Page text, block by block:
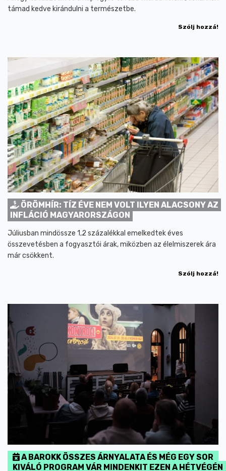
támad kedve kirándulni a természetbe.
Szólj hozzá!
ÖRÖMHÍR: TÍZ ÉVE NEM VOLT ILYEN ALACSONY AZ
INFLÁCIÓ MAGYARORSZÁGON
Júliusban mindössze 1,2 százalékkal emelkedtek éves
összevetésben a fogyasztói árak, miközben az élelmiszerek ára
már csökkent.
Szólj hozzá!
A BAROKK ÖSSZES ÁRNYALATA ÉS MÉG EGY SOR
KIVÁLÓ PROGRAM VÁR MINDENKIT EZEN A HÉTVÉGÉN